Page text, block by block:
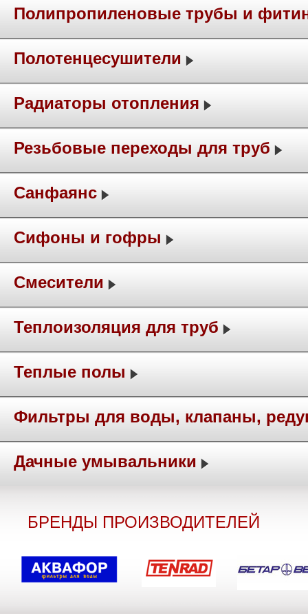
Полипропиленовые трубы и
Полотенцесушители
Радиаторы отопления
Резьбовые переходы для труб
Санфаянс
Сифоны и гофры
Смесители
Теплоизоляция для труб
Теплые полы
Фильтры для воды, клапаны,
Дачные умывальники
БРЕНДЫ ПРОИЗВОДИТЕЛЕЙ